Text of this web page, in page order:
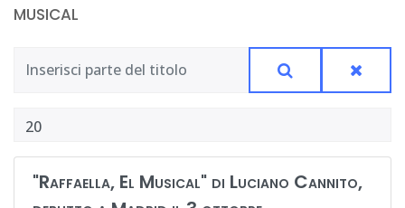
musical
"Raffaella, El Musical" di Luciano Cannito,